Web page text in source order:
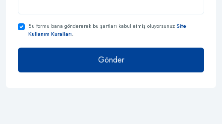
Bu formu bana göndererek bu şartları kabul etmiş oluyorsunuzSite
Kullanım Kuralları.
Gönder